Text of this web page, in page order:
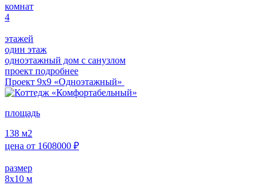
комнат
4
этажей
один этаж
одноэтажный дом с санузлом
проект подробнее
Проект 9х9 «Одноэтажный»
площадь
138 м2
цена от 1608000 ₽
размер
8х10 м